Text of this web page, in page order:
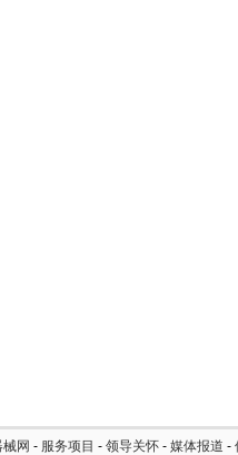
械网 - 服务项目 - 领导关怀 - 媒体报道 -